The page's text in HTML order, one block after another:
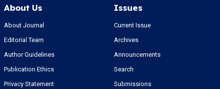
About Us
About Journal
Editorial Team
Author Guidelines
Publication Ethics
Privacy Statement
Issues
Current Issue
Archives
Announcements
Search
Submissions